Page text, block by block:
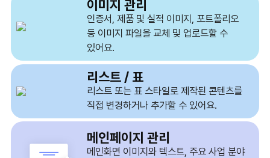
이미지 관리
인증서, 제품 및 실적 이미지, 포트폴리오
등 이미지 파일을교체 및 업로드할 수
있어요.
리스트 / 표
리스트 또는 표 스타일로 제작된 콘텐츠를
직접 변경하거나추가할 수 있어요.
메인페이지 관리
메인화면 이미지와 텍스트, 주요사업 분야